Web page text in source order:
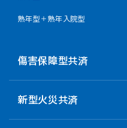
熟年型＋熟年入院型
傷害保障型共済
新型火災共済